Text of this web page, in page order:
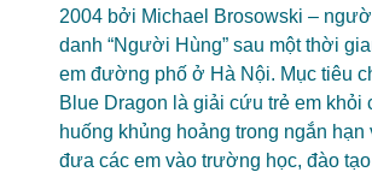
2004 bởi Michael Brosowski –
danh “Người Hùng” sau một thời
em đường phố ở Hà Nội. Mục tiêu
Blue Dragon là giải cứu trẻ em khỏi
huống khủng hoảng trong ngắn hạn
đưa các em vào trường học, đào